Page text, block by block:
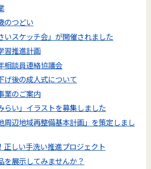
のつどい
いスケッチ会」が開催されました
習推進計画
相談員連絡協議会
げ後の成人式について
業のご案内
らい」イラストを募集しました
周辺地域再整備基本計画」を策定しまし
正しい手洗い推進プロジェクト
を展示してみませんか？